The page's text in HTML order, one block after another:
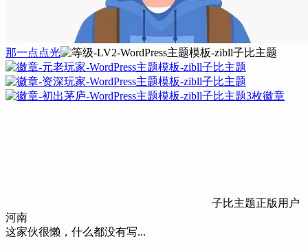
那一点点光
3枚徽章
子比主题正版用户
河南
这家伙很懒，什么都没有写...